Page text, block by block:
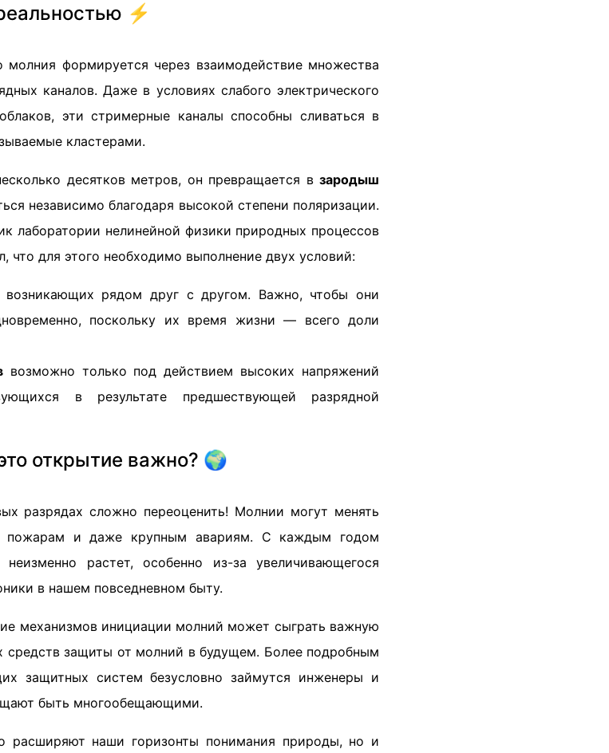
⚡
молния формируется через взаимодействие множества
каналов. Даже в условиях слабого электрического
эти стримерные каналы способны сливаться в
кластерами.
десятков метров, он превращается в зародыш
независимо благодаря высокой степени поляризации.
лаборатории нелинейной физики природных процессов
что для этого необходимо выполнение двух условий:
возникающих рядом друг с другом. Важно, чтобы они
поскольку их время жизни — всего доли
возможно только под действием высоких напряжений
в результате предшествующей разрядной
открытие важно? 🌍
разрядах сложно переоценить! Молнии могут менять
пожарам и даже крупным авариям. С каждым годом
растет, особенно из-за увеличивающегося
в нашем повседневном быту.
механизмов инициации молний может сыграть важную
средств защиты от молний в будущем. Более подробным
защитных систем безусловно займутся инженеры и
быть многообещающими.
расширяют наши горизонты понимания природы, но и